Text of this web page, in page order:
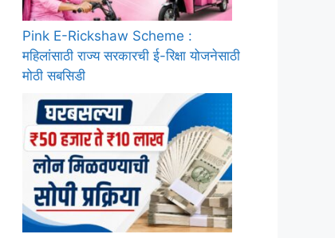
Pink E-Rickshaw Scheme :
महिलांसाठी राज्य सरकारची ई-रिक्षा योजनेसाठी
मोठी सबसिडी